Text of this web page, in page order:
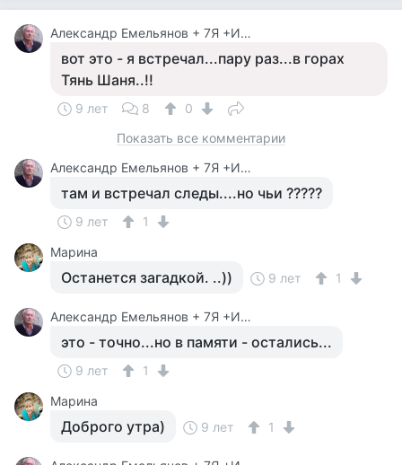
Александр Емельянов + 7Я +Инструктор Туризма
вот это - я встречал...пару раз...в горах
Тянь Шаня..!!
9 лет 8
0
Показать все комментарии
Александр Емельянов + 7Я +Инструктор Туризма
там и встречал следы....но чьи ?????
9 лет
1
Марина
Останется загадкой. ..)) 9 лет 1
Александр Емельянов + 7Я +Инструктор Туризма
это - точно...но в памяти - остались...
9 лет
1
Марина
Доброго утра) 9 лет 1